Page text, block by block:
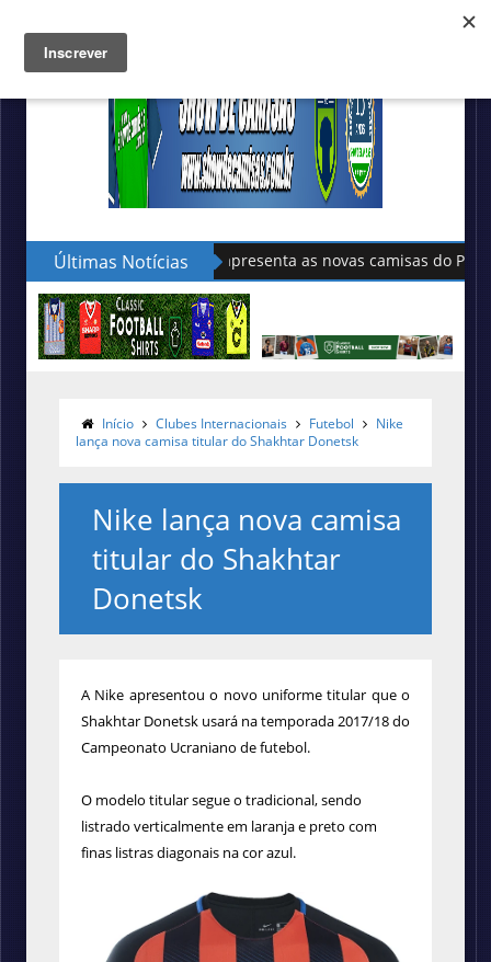
Últimas Notícias
Sudu apresenta as novas camisas do País de Gales
Início Clubes Internacionais Futebol
Nike
lança nova camisa titular do Shakhtar Donetsk
Nike lança nova camisa
titular do Shakhtar
Donetsk
A Nike apresentou o novo uniforme titular que o
Shakhtar Donetsk usará na temporada 2017/18 do
Campeonato Ucraniano de futebol.
O modelo titular segue o tradicional, sendo
listrado verticalmente em laranja e preto com
finas listras diagonais na cor azul.